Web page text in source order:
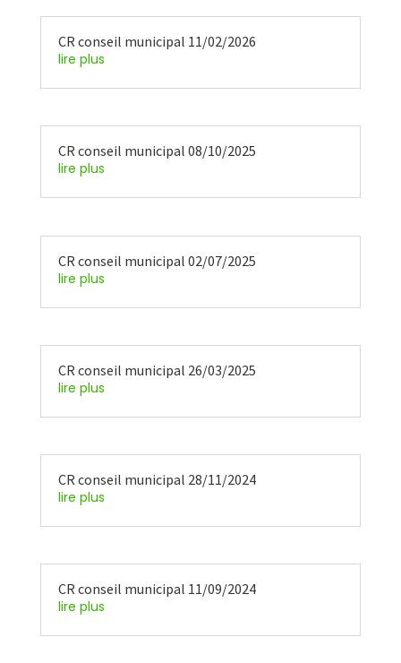
CR conseil municipal 11/02/2026
lire plus
CR conseil municipal 08/10/2025
lire plus
CR conseil municipal 02/07/2025
lire plus
CR conseil municipal 26/03/2025
lire plus
CR conseil municipal 28/11/2024
lire plus
CR conseil municipal 11/09/2024
lire plus